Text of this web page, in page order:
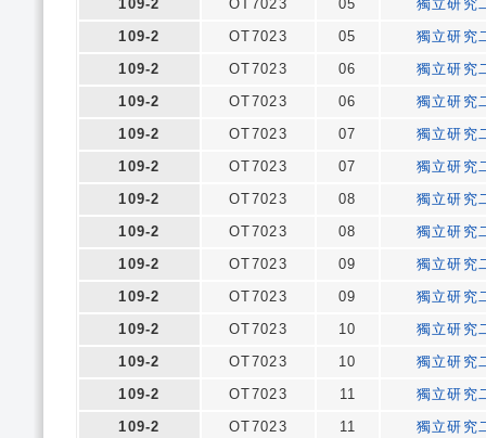
109-2 OT7023 05
獨立研究
109-2
OT7023 05
獨立研究
109-2
OT7023 06
獨立研究
109-2
OT7023 06
獨立研究
109-2
OT7023 07
獨立研究
109-2
OT7023 07
獨立研究
109-2
OT7023 08
獨立研究
109-2
OT7023 08
獨立研究
109-2
OT7023 09
獨立研究
109-2
OT7023 09
獨立研究
109-2
OT7023 10
獨立研究
109-2
OT7023 10
獨立研究
109-2
OT7023 11
獨立研究
109-2
OT7023 11
獨立研究